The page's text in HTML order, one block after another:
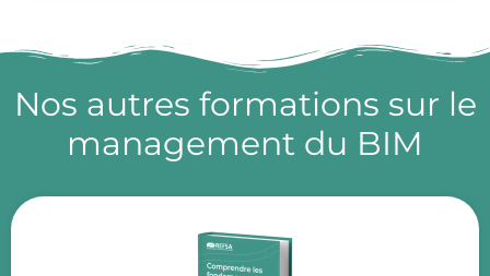
Nos autres formations sur le
management du BIM